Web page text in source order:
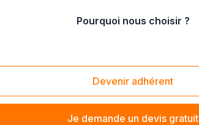
Pourquoi nous choisir ?
Devenir adhérent
Je demande un devis gratuit